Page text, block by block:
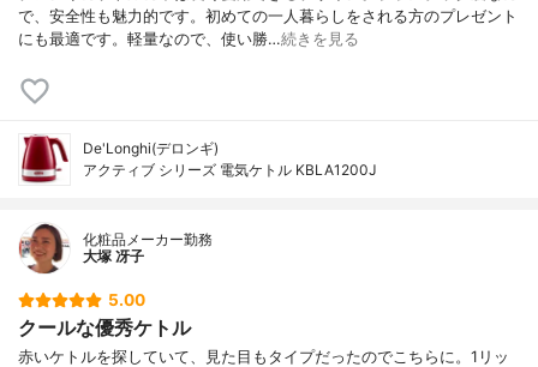
で、安全性も魅力的です。初めての一人暮らしをされる方のプレゼント
にも最適です。軽量なので、使い勝…続きを見る
De'Longhi(デロンギ)
アクティブ シリーズ 電気ケトル KBLA1200J
化粧品メーカー勤務
大塚 冴子
5.00
クールな優秀ケトル
赤いケトルを探していて、見た目もタイプだったのでこちらに。1リッ